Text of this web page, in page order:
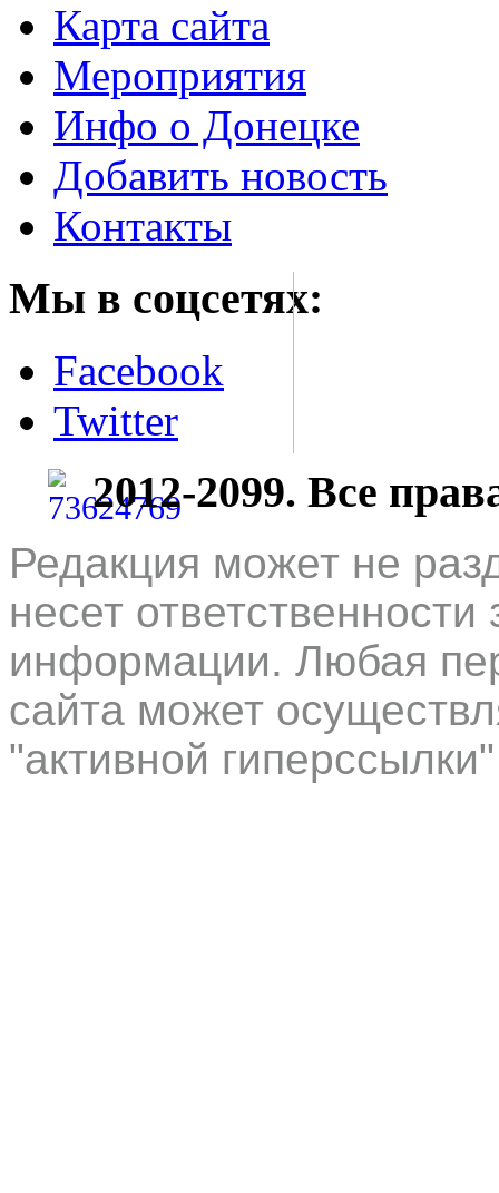
Карта сайта
Мероприятия
Инфо о Донецке
Добавить новость
Контакты
Мы в соцсетях:
Facebook
Twitter
2012-2099. Все
Редакция может не
несет
информации. Любая
сайта может
"активной